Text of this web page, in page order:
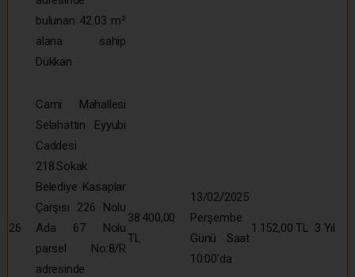
bulunan 42.03 m²
alana sahip
Dükkan
26
Cami Mahallesi
Selahattin Eyyubi
Caddesi
218.Sokak
Belediye Kasaplar
Çarşısı 226 Nolu
Ada 67 Nolu
parsel No:8/R
adresinde
38.400,00
TL
13/02/2025
Perşembe
Günü Saat
10:00’da
1.152,00 TL 3 Yıl